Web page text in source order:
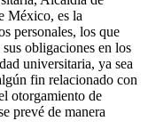
México, es la
personales, los que
obligaciones en los
universitaria, ya sea
fin relacionado con
otorgamiento de
prevé de manera